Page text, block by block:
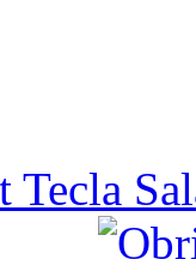
Tecla